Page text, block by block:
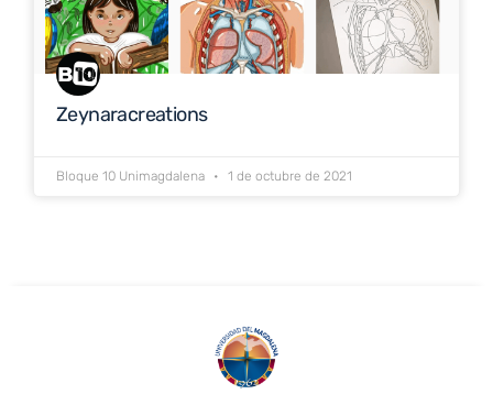
Zeynaracreations
Bloque 10 Unimagdalena 1 de octubre de 2021